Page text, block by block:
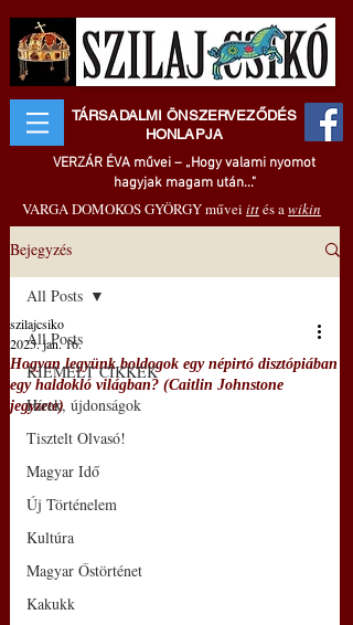
TÁRSADALMI ÖNSZERVEZŐDÉS
HONLAPJA
VERZÁR ÉVA művei – „Hogy valami nyomot
hagyjak magam után..."
VARGA DOMOKOS GYÖRGY művei ittés awikin
Bejegyzés
All Posts
KIEMELT CIKKEK
Hírek, újdonságok
Tisztelt Olvasó!
Magyar Idő
Új Történelem
Kultúra
Magyar Őstörténet
Kakukk
All Posts
Hogyan legyünk boldogok egy népirtó disztópiában
egy haldokló világban? (Caitlin Johnstone
jegyzete)
szilajcsiko
2025. jan. 16.